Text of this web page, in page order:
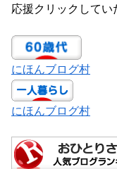
応援クリックして
にほんブログ村
にほんブログ村